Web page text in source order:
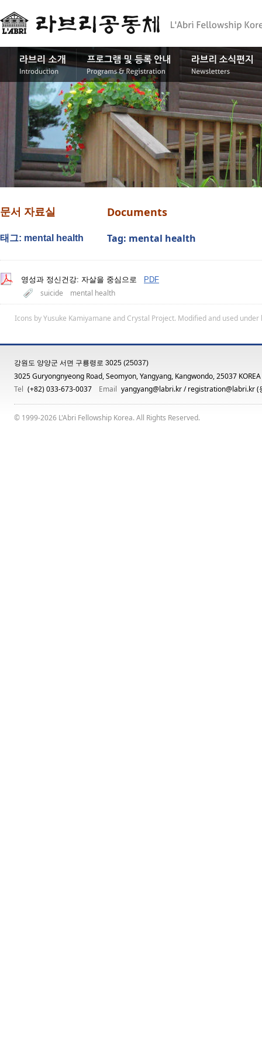
문서 자료실
태그: mental health
Documents
Tag: mental health
영성과 정신건강: 자살을 중심으로 PDF
suicide mental health
Icons byYusuke Kamiyamane and Crystal Project. Modified and used under
강원도 양양군 서면 구룡령로 3025 (25037)
3025 Guryongnyeong Road, Seomyon, Yangyang, Kangwondo, 25037 KOREA
Tel (+82) 033-673-0037 Email yangyang@labri.kr/registration@labri.kr(
© 1999-2026 L'Abri Fellowship Korea. All Rights Reserved.